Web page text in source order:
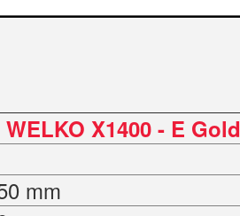
X1400 - E Gold
mm